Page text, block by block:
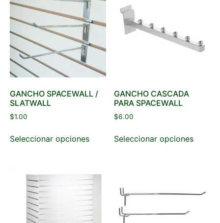
GANCHO SPACEWALL /
SLATWALL
$1.00
Seleccionar opciones
GANCHO CASCADA
PARA SPACEWALL
$6.00
Seleccionar opciones